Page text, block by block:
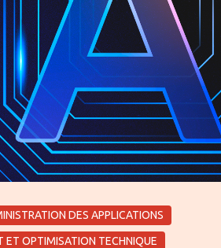
DES APPLICATIONS
ET OPTIMISATION TECHNIQUE